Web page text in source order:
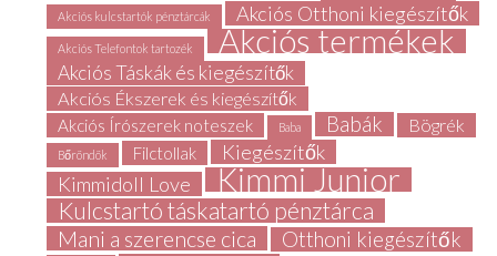
Akciós kulcstartók pénztárcák
Akciós Otthoni kiegészítők
Akciós Telefontok tartozék Akciós termékek
Akciós Táskák és kiegészítők
Akciós Ékszerek és kiegészítők
Akciós Írószerek noteszek Baba Babák Bögrék
Bőröndök Filctollak
Kiegészítők
Kimmidoll Love
Kimmi Junior
Kulcstartó táskatartó pénztárca
Mani a szerencse cica Otthoni kiegészítők